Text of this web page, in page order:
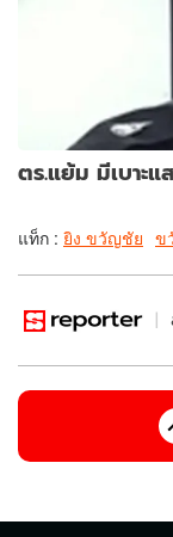
ตร.แย้ม มีเบาะ
แท็ก : ยิง ขวัญชัย ข